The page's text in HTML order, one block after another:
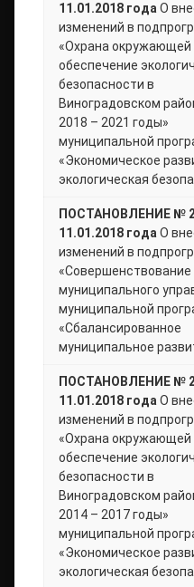
11.01.2018 года О
изменений в
«Охрана окружающей
обеспечение
безопасности в
Виноградовском
2018 – 2021 годы»
муниципальной
«Экономическое
экологическая
ПОСТАНОВЛЕНИЕ №
11.01.2018 года О
изменений в
«Совершенствование
муниципального
муниципальной
«Сбалансированное
муниципальное
ПОСТАНОВЛЕНИЕ №
11.01.2018 года О
изменений в
«Охрана окружающей
обеспечение
безопасности в
Виноградовском
2014 – 2017 годы»
муниципальной
«Экономическое
экологическая